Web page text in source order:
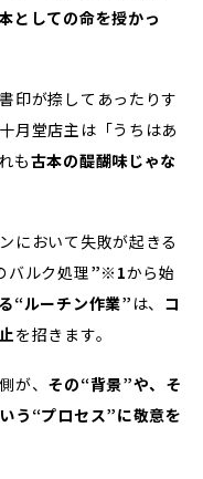
としての命を授かっ
印が捺してあったりす
月堂店主は「うちはあ
も古本の醍醐味じゃな
において失敗が起きる
バルク処理”※1から始
“ルーチン作業”は、 コ
を招きます。
が、 その“背景”や、そ
う“プロセス”に敬意を